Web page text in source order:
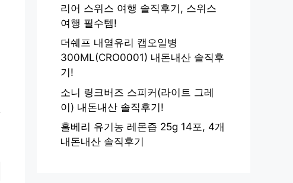
리어 스위스 여행 솔직후기, 스위스
여행 필수템!
더쉐프 내열유리 캡오일병
300ML(CRO0001) 내돈내산 솔직후
기!
소니 링크버즈 스피커(라이트 그레
이) 내돈내산 솔직후기!
홀베리 유기농 레몬즙 25g 14포, 4개
내돈내산 솔직후기